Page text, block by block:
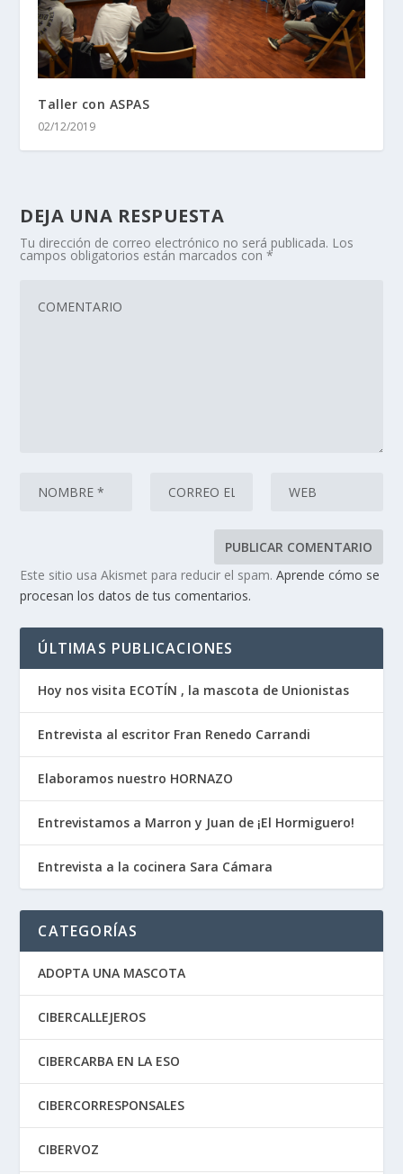
Taller con ASPAS
02/12/2019
DEJA UNA RESPUESTA
Tu dirección de correo electrónico no será publicada. Los
campos obligatorios están marcados con*
Este sitio usa Akismet para reducir el spam.Aprende cómo se
procesan los datos de tus comentarios.
ÚLTIMAS PUBLICACIONES
Hoy nos visita ECOTÍN , la mascota de Unionistas
Entrevista al escritor Fran Renedo Carrandi
Elaboramos nuestro HORNAZO
Entrevistamos a Marron y Juan de ¡El Hormiguero!
Entrevista a la cocinera Sara Cámara
CATEGORÍAS
ADOPTA UNA MASCOTA
CIBERCALLEJEROS
CIBERCARBA EN LA ESO
CIBERCORRESPONSALES
CIBERVOZ